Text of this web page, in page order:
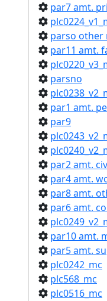
par7 amt.
parso other
par11 amt.
parsno
par1 amt.
par9
par2 amt.
par4 amt.
par8 amt.
par6 amt.
par10 amt.
par5 amt.
plc0242_mc
plc568_mc
plc0516_mc